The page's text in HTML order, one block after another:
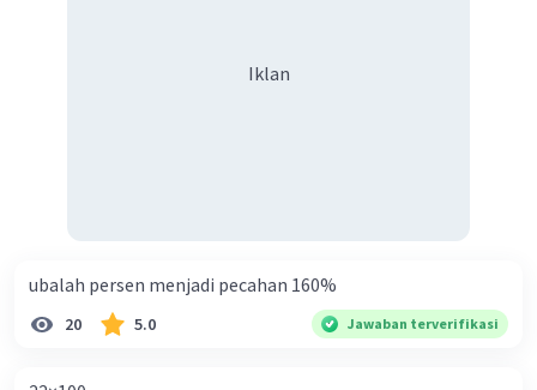
Iklan
ubalah persen menjadi pecahan 160%
20 5.0 Jawaban terverifikasi